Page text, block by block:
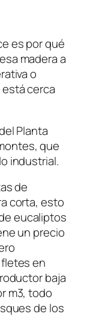
es por qué
madera a
o
cerca
Planta
que
industrial.
de
corta, esto
eucaliptos
un precio
en
baja
m3, todo
de los